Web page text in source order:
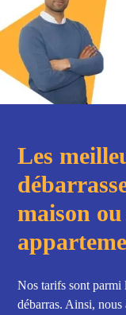
Les
maison
Nos tarifs sont parmi
débarras. Ainsi,